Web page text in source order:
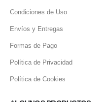
Condiciones de Uso
Envíos y Entregas
Formas de Pago
Política de Privacidad
Política de Cookies